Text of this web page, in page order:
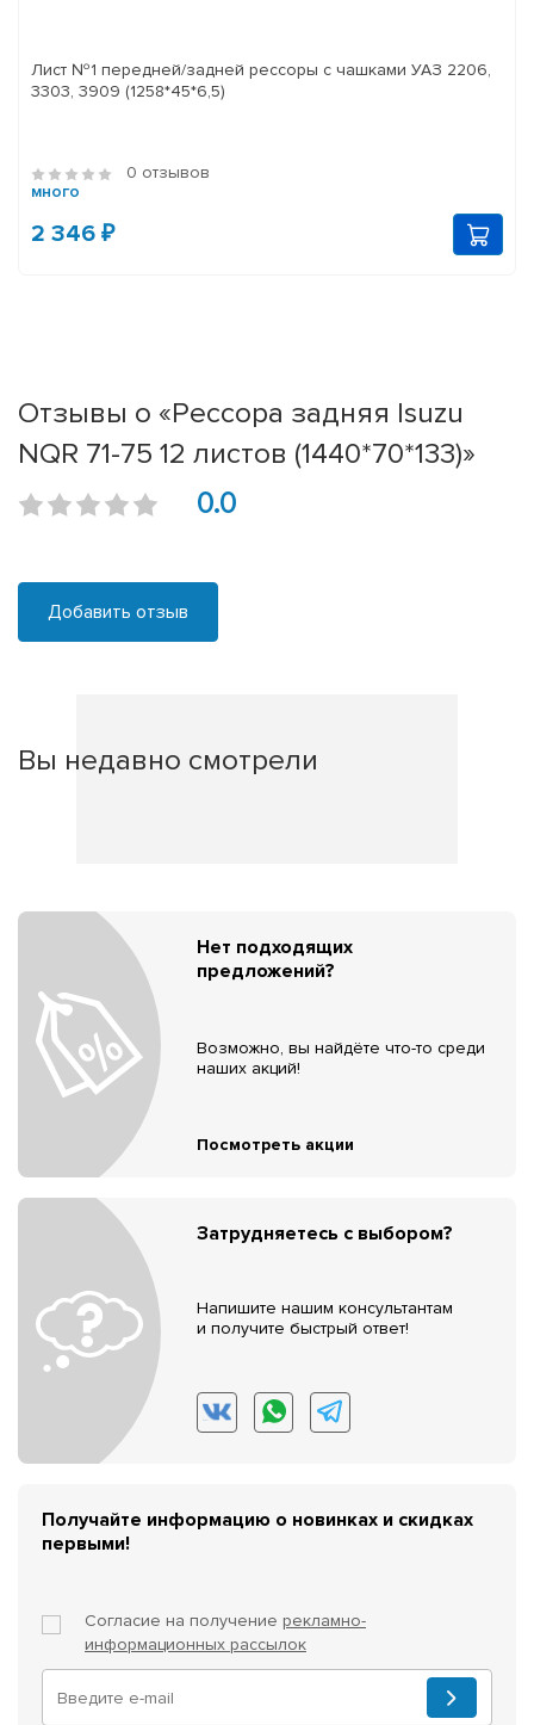
Лист №1 передней/задней рессоры с чашками УАЗ 2206,
3303, 3909 (1258*45*6,5)
0 отзывов
много
2 346 ₽
Отзывы о «Рессора задняя Isuzu
NQR 71-75 12 листов (1440*70*133)»
0.0
Добавить отзыв
Вы недавно смотрели
Нет подходящих
предложений?
Возможно, вы найдёте что-то среди
наших акций!
Посмотреть акции
Затрудняетесь с выбором?
Напишите нашим консультантам
и получите быстрый ответ!
Получайте информацию о новинках и скидках
первыми!
Согласие на получение рекламно-
информационных рассылок